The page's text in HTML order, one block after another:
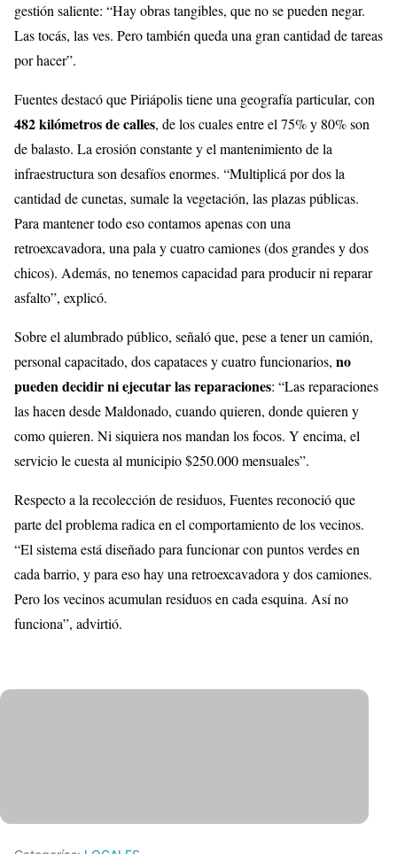
gestión saliente: “Hay obras tangibles, que no se pueden negar.
Las tocás, las ves. Pero también queda una gran cantidad de tareas
por hacer”.
Fuentes destacó que Piriápolis tiene una geografía particular, con
482 kilómetros de calles, de los cuales entre el 75% y 80% son
de balasto. La erosión constante y el mantenimiento de la
infraestructura son desafíos enormes. “Multiplicá por dos la
cantidad de cunetas, sumale la vegetación, las plazas públicas.
Para mantener todo eso contamos apenas con una
retroexcavadora, una pala y cuatro camiones (dos grandes y dos
chicos). Además, no tenemos capacidad para producir ni reparar
asfalto”, explicó.
Sobre el alumbrado público, señaló que, pese a tener un camión,
personal capacitado, dos capataces y cuatro funcionarios, no
pueden decidir ni ejecutar las reparaciones: “Las reparaciones
las hacen desde Maldonado, cuando quieren, donde quieren y
como quieren. Ni siquiera nos mandan los focos. Y encima, el
servicio le cuesta al municipio $250.000 mensuales”.
Respecto a la recolección de residuos, Fuentes reconoció que
parte del problema radica en el comportamiento de los vecinos.
“El sistema está diseñado para funcionar con puntos verdes en
cada barrio, y para eso hay una retroexcavadora y dos camiones.
Pero los vecinos acumulan residuos en cada esquina. Así no
funciona”, advirtió.